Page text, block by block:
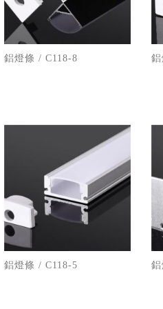
鋁燈條 / C118-8
鋁燈條 / C118-5